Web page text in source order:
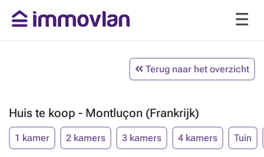
Terug naar het overzicht
Huis te koop - Montluçon (Frankrijk)
1 kamer 2 kamers 3 kamers 4 kamers Tuin